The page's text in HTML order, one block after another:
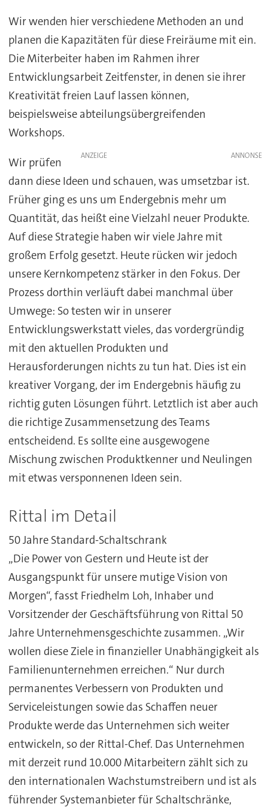
Wir wenden hier verschiedene Methoden an und
planen die Kapazitäten für diese Freiräume mit ein.
Die Miterbeiter haben im Rahmen ihrer
Entwicklungsarbeit Zeitfenster, in denen sie ihrer
Kreativität freien Lauf lassen können,
beispielsweise abteilungsübergreifenden
Workshops.
ANZEIGE
Wir prüfen
dann diese Ideen und schauen, was umsetzbar ist.
Früher ging es uns um Endergebnis mehr um
Quantität, das heißt eine Vielzahl neuer Produkte.
Auf diese Strategie haben wir viele Jahre mit
großem Erfolg gesetzt. Heute rücken wir jedoch
unsere Kernkompetenz stärker in den Fokus. Der
Prozess dorthin verläuft dabei manchmal über
Umwege: So testen wir in unserer
Entwicklungswerkstatt vieles, das vordergründig
mit den aktuellen Produkten und
Herausforderungen nichts zu tun hat. Dies ist ein
kreativer Vorgang, der im Endergebnis häufig zu
richtig guten Lösungen führt. Letztlich ist aber auch
die richtige Zusammensetzung des Teams
entscheidend. Es sollte eine ausgewogene
Mischung zwischen Produktkenner und Neulingen
mit etwas versponnenen Ideen sein.
Rittal im Detail
50 Jahre Standard-Schaltschrank
„Die Power von Gestern und Heute ist der
Ausgangspunkt für unsere mutige Vision von
Morgen“, fasst Friedhelm Loh, Inhaber und
Vorsitzender der Geschäftsführung von Rittal 50
Jahre Unternehmensgeschichte zusammen. „Wir
wollen diese Ziele in finanzieller Unabhängigkeit als
Familienunternehmen erreichen.“ Nur durch
permanentes Verbessern von Produkten und
Serviceleistungen sowie das Schaffen neuer
Produkte werde das Unternehmen sich weiter
entwickeln, so der Rittal-Chef. Das Unternehmen
mit derzeit rund 10.000 Mitarbeitern zählt sich zu
den internationalen Wachstumstreibern und ist als
führender Systemanbieter für Schaltschränke,